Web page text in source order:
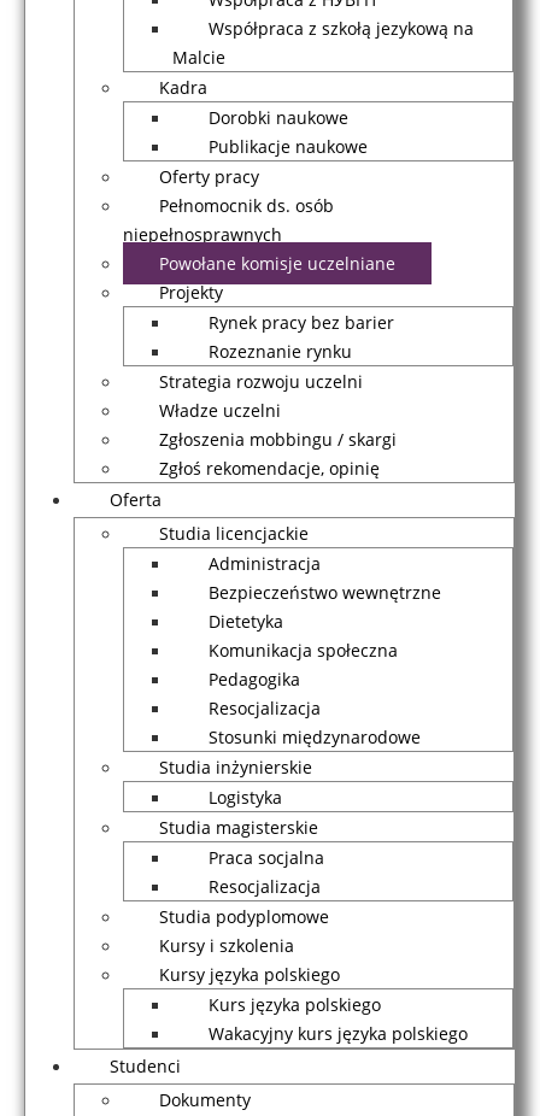
Współpraca z szkołą jezykową na
Malcie
Kadra
Dorobki naukowe
Publikacje naukowe
Oferty pracy
Pełnomocnik ds. osób
niepełnosprawnych
Powołane komisje uczelniane
Projekty
Rynek pracy bez barier
Rozeznanie rynku
Strategia rozwoju uczelni
Władze uczelni
Zgłoszenia mobbingu / skargi
Zgłoś rekomendacje, opinię
Oferta
Studia licencjackie
Administracja
Bezpieczeństwo wewnętrzne
Dietetyka
Komunikacja społeczna
Pedagogika
Resocjalizacja
Stosunki międzynarodowe
Studia inżynierskie
Logistyka
Studia magisterskie
Praca socjalna
Resocjalizacja
Studia podyplomowe
Kursy i szkolenia
Kursy języka polskiego
Kurs języka polskiego
Wakacyjny kurs języka polskiego
Studenci
Dokumenty